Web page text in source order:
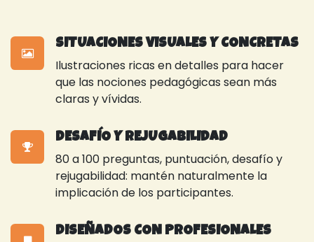
SITUACIONES VISUALES Y CONCRETAS
Ilustraciones ricas en detalles para hacer
que las nociones pedagógicas sean más
claras y vívidas.
DESAFÍO Y REJUGABILIDAD
80 a 100 preguntas, puntuación, desafío y
rejugabilidad: mantén naturalmente la
implicación de los participantes.
DISEÑADOS CON PROFESIONALES